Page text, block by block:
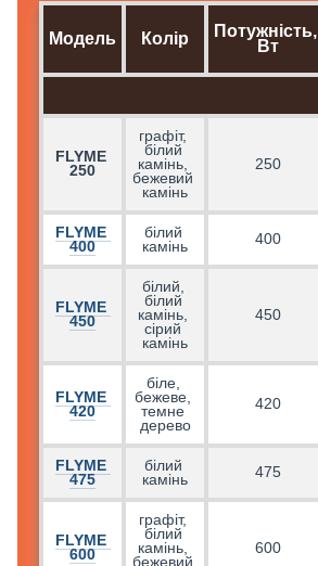
Модель Колір
Потужність,
Вт
FLYME
250
графіт,
білий
камінь,
бежевий
камінь
250
FLYME
400
білий
камінь
400
FLYME
450
білий,
білий
камінь,
сірий
камінь
450
FLYME
420
біле,
бежеве,
темне
дерево
420
FLYME
475
білий
камінь
475
FLYME
600
графіт,
білий
камінь,
бежевий
600